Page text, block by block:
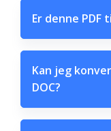
Er denne
Kan jeg
DOC?